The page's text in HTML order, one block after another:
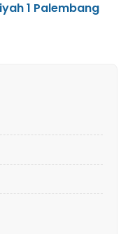
1 Palembang